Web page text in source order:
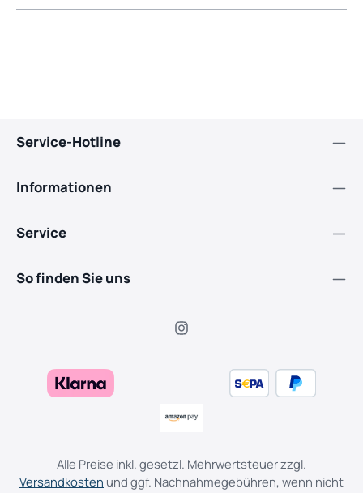
Service-Hotline
Informationen
Service
So finden Sie uns
Alle Preise inkl. gesetzl. Mehrwertsteuer zzgl.
Versandkosten und ggf. Nachnahmegebühren, wenn nicht